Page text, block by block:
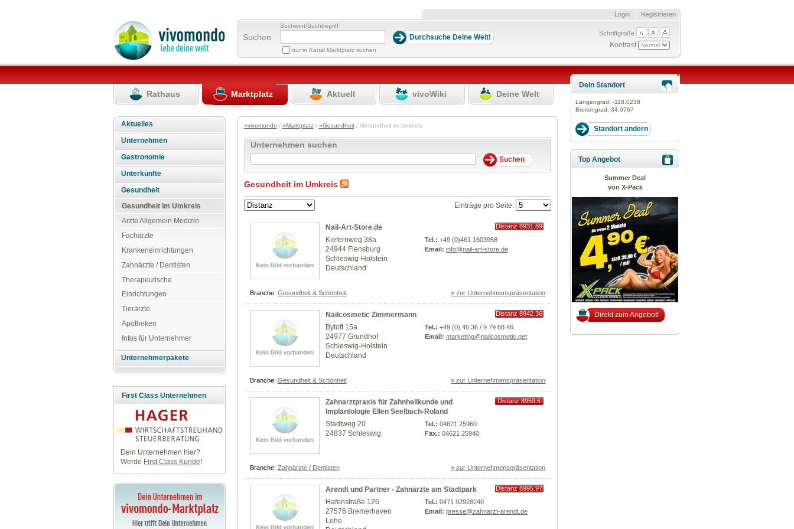
Registrieren
Login
Suchen
Suchwort/Suchbegriff
nur in Kanal Marktplatz suchen
Schriftgröße
Kontrast
Rathaus Marktplatz Aktuell vivoWiki Deine Welt
Aktuelles
Unternehmen
Gastronomie
Unterkünfte
Gesundheit
Gesundheit im Umkreis
Ärzte Allgemein Medizin
Fachärzte
Krankeneinrichtungen
Zahnärzte / Dentisten
Therapeutische
Einrichtungen
Tierärzte
Apotheken
Infos für Unternehmer
Unternehmerpakete
First Class Unternehmen
Dein Unternehmen hier?
Werde First Class Kunde!
»vivomondo / »Marktplatz/ »Gesundheit/ Gesundheit im Umkreis
Unternehmen suchen
Gesundheit im Umkreis
Einträge pro Seite:
Nail-Art-Store.de
Distanz 8931.89
Kiefernweg 38a
24944 Flensburg
Schleswig-Holstein
Deutschland
Tel.: +49 (0)461 1603958
Email: info@nail-art-store.de
Branche: Gesundheit & Schönheit » zur Unternehmenspräsentation
Nailcosmetic Zimmermann
Distanz 8942.36
Bytoft 15a
24977 Grundhof
Schleswig-Holstein
Deutschland
Tel.: +49 (0) 46 36 / 9 79 68 46
Email: marketing@nailcosmetic.net
Branche: Gesundheit & Schönheit » zur Unternehmenspräsentation
Zahnarztpraxis für Zahnheilkunde und
Implantologie Ellen Seelbach-Roland
Distanz 8959.6
Stadtweg 20
24837 Schleswig
Tel.: 04621 25960
Fax.: 04621 25940
Branche: Zahnärzte / Dentisten » zur Unternehmenspräsentation
Arendt und Partner - Zahnärzte am Stadtpark
Distanz 8995.97
Hafenstraße 126
27576 Bremerhaven
Lehe
Tel.: 0471 92928240
Email: presse@zahnarzt-arendt.de
Dein Standort
Längengrad: -118.0238
Breitengrad: 34.0767
Top Angebot
Summer Deal
von X-Pack
Direkt zum Angebot!